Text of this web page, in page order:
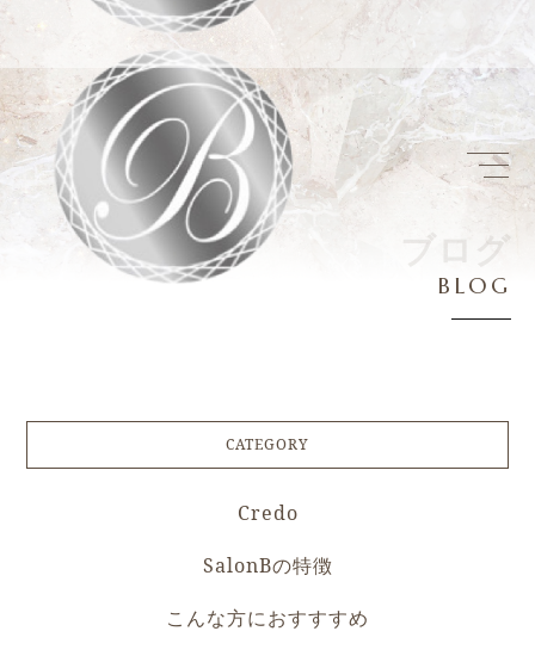
ブ ロ グ
B LO G
CATEGORY
Credo
SalonBの特徴
こんな方におすすすめ